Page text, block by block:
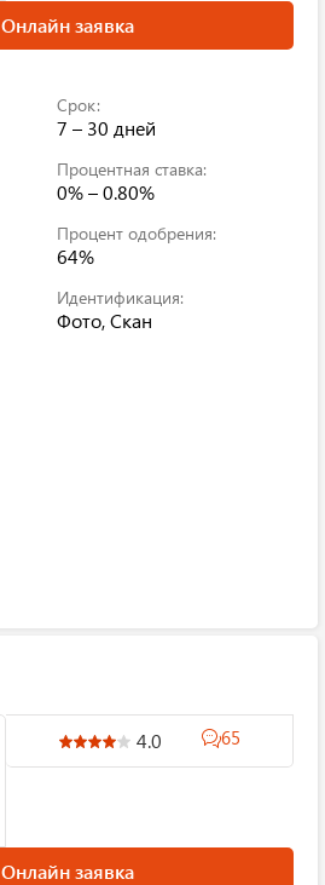
Онлайн заявка
Срок:
7 – 30 дней
Процентная ставка:
0% – 0.80%
Процент одобрения:
64%
Идентификация:
Фото, Скан
4.0 65
Онлайн заявка